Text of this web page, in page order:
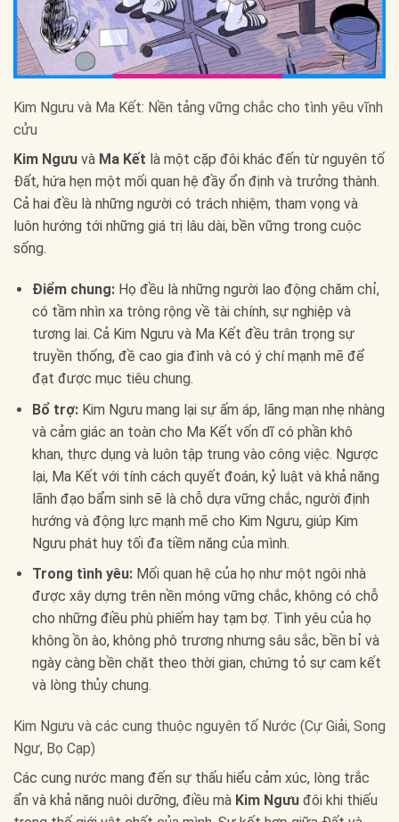
Kim Ngưu và Ma Kết: Nền tảng vững chắc cho tình yêu vĩnh
cửu
Kim Ngưu và Ma Kết là một cặp đôi khác đến từ nguyên tố
Đất, hứa hẹn một mối quan hệ đầy ổn định và trưởng thành.
Cả hai đều là những người có trách nhiệm, tham vọng và
luôn hướng tới những giá trị lâu dài, bền vững trong cuộc
sống.
Điểm chung:Họ đều là những người lao động chăm chỉ,
có tầm nhìn xa trông rộng về tài chính, sự nghiệp và
tương lai. Cả Kim Ngưu và Ma Kết đều trân trọng sự
truyền thống, đề cao gia đình và có ý chí mạnh mẽ để
đạt được mục tiêu chung.
Bổ trợ:Kim Ngưu mang lại sự ấm áp, lãng mạn nhẹ nhàng
và cảm giác an toàn cho Ma Kết vốn dĩ có phần khô
khan, thực dụng và luôn tập trung vào công việc. Ngược
lại, Ma Kết với tính cách quyết đoán, kỷ luật và khả năng
lãnh đạo bẩm sinh sẽ là chỗ dựa vững chắc, người định
hướng và động lực mạnh mẽ cho Kim Ngưu, giúp Kim
Ngưu phát huy tối đa tiềm năng của mình.
Trong tình yêu:Mối quan hệ của họ như một ngôi nhà
được xây dựng trên nền móng vững chắc, không có chỗ
cho những điều phù phiếm hay tạm bợ. Tình yêu của họ
không ồn ào, không phô trương nhưng sâu sắc, bền bỉ và
ngày càng bền chặt theo thời gian, chứng tỏ sự cam kết
và lòng thủy chung.
Kim Ngưu và các cung thuộc nguyên tố Nước (Cự Giải, Song
Ngư, Bọ Cạp)
Các cung nước mang đến sự thấu hiểu cảm xúc, lòng trắc
ẩn và khả năng nuôi dưỡng, điều mà Kim Ngưu đôi khi thiếu